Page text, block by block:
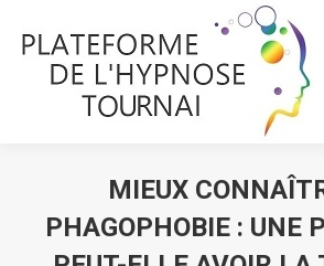
MIEUX
PHAGOPHOBIE : UNE